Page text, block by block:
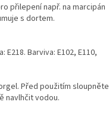
přilepení např. na marcipán
s dortem.
Barviva: E102, E110,
Před použitím sloupněte
navlhčit vodou.